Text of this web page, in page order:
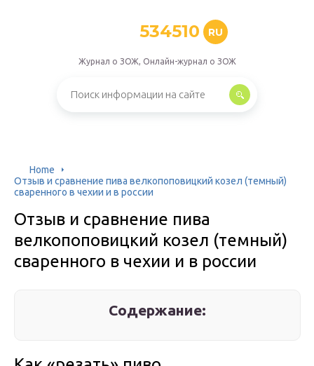
534510 RU
Журнал о ЗОЖ, Онлайн-журнал о ЗОЖ
Home
Отзыв и сравнение пива велкопоповицкий козел (темный)
сваренного в чехии и в россии
Отзыв и сравнение пива
велкопоповицкий козел (темный)
сваренного в чехии и в россии
Содержание: